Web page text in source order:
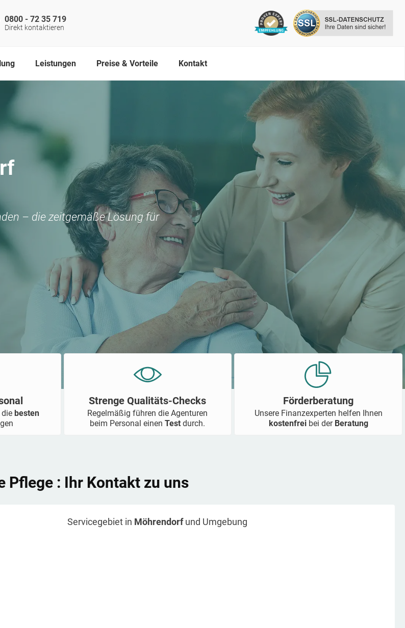
0800 - 72 35 719
Direkt kontaktieren
Leistungen Preise & Vorteile Kontakt
– die zeitgemäße Lösung für
diebesten
Strenge Qualitäts-Checks
Regelmäßig führen die Agenturen
beim Personal einenTestdurch.
Förderberatung
Unsere Finanzexperten helfen Ihnen
kostenfrei bei der Beratung
Pflege : Ihr Kontakt zu uns
Servicegebiet in Möhrendorfund Umgebung